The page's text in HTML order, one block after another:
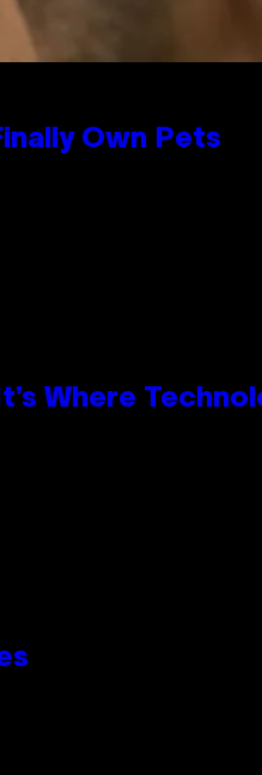
Own Pets
Where